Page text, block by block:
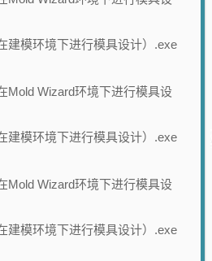
模环境下进行模具设计）.exe
Wizard环境下进行模具设
模环境下进行模具设计）.exe
Wizard环境下进行模具设
模环境下进行模具设计）.exe